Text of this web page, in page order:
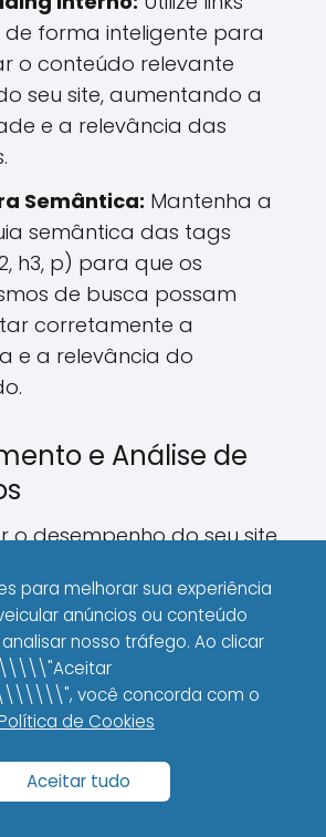
de forma inteligente para
o conteúdo relevante
seu site, aumentando a
e a relevância das
Semântica: Mantenha a
semântica das tags
h3, p) para que os
de busca possam
corretamente a
e a relevância do
e Análise de
o desempenho do seu site
pelo Jump-to-Content
de análise, como
e o Google Search
monitorar:
estão permanecendo por
na página após utilizar
para melhorar sua experiência
anúncios ou conteúdo
nosso tráfego. Ao clicar
você concorda com o
de Cookies
Aceitar tudo